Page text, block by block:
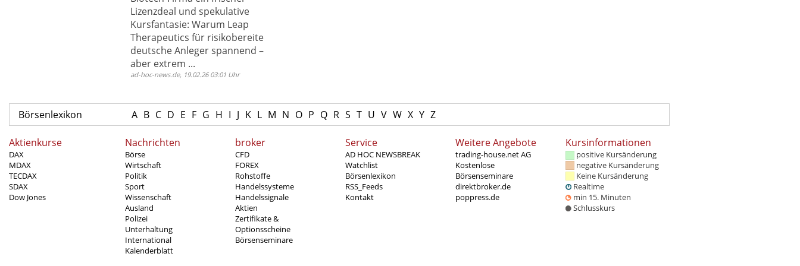
Lizenzdeal und spekulative
Kursfantasie: Warum Leap
Therapeutics für risikobereite
deutsche Anleger spannend –
aber extrem ...
ad-hoc-news.de, 19.02.26 03:01 Uhr
Börsenlexikon A B C D E F G H I J K L M N O P Q R S T U V W X Y Z
Aktienkurse
DAX
MDAX
TECDAX
SDAX
Dow Jones
Nachrichten
Börse
Wirtschaft
Politik
Sport
Wissenschaft
Ausland
Polizei
Unterhaltung
International
Kalenderblatt
broker
CFD
FOREX
Rohstoffe
Handelssysteme
Handelssignale
Aktien
Zertifikate &
Optionsscheine
Börsenseminare
Service
AD HOC NEWSBREAK
Watchlist
Börsenlexikon
RSS_Feeds
Kontakt
Weitere Angebote
trading-house.net AG
Kostenlose
Börsenseminare
direktbroker.de
poppress.de
Kursinformationen
positive Kursänderung
negative Kursänderung
Keine Kursänderung
Realtime
min 15. Minuten
Schlusskurs